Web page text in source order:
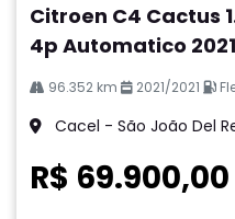
Citroen C4 Cactus
4p Automatico 2021
96.352 km 2021/2021
Cacel - São João Del
R$ 69.900,00